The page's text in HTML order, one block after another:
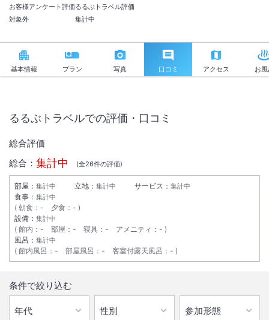
お客様アンケート評価
対象外
るるぶトラベル評価
集計中
基本情報 プラン 写真 口コミ アクセス お
るるぶトラベルでの評価・口コミ
総合評価
総合： 集計中 (全26件の評価)
部屋： 集計中 立地： 集計中 サービス： 集計中
食事： 集計中
朝食 ： - 夕食 ： -
設備： 集計中
館内 ： - 部屋 ： - 寝具 ： - アメニティ ： -
風呂： 集計中
館内風呂 ： - 部屋風呂 ： - 客室付露天風呂 ： -
条件で絞り込む